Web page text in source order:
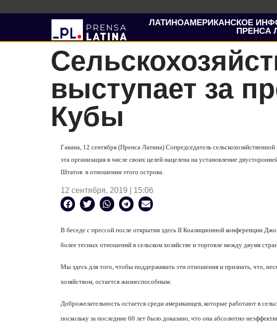
ЛАТИНОАМЕРИКАНСКОЕ
ПРЕНСА
выступает за
Кубы
Гавана, 12 сентября (Пренса Латина) Сопредседатель
эта организация в числе своих целей нацелена на установление
Штатов в отношении этого острова.
12 сентября, 2019 | 15:06
В беседе с прессой после открытия здесь II Коалиционной конференции
более тесных отношений в сельском хозяйстве и торговле между двумя
Мы здесь для того, чтобы поддерживать эти отношения и признать, что,
хозяйством, остается жизнеспособным.
Доброжелательность остается среди американцев, которые работают в
поскольку за последние 60 лет было доказано, что она абсолютно